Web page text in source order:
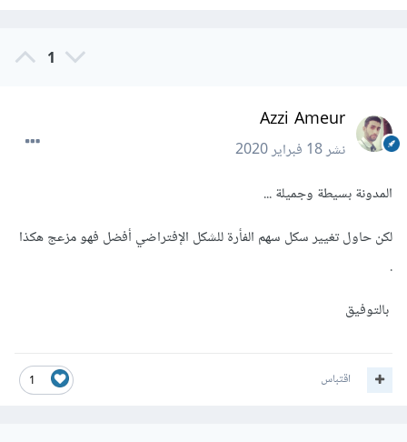
1
Azzi Ameur
نشر18 فبراير 2020
المدونة بسيطة وجميلة ...
لكن حاول تغيير سكل سهم الفأرة للشكل الإفتراضي أفضل فهو مزعج هكذا
بالتوفيق
1 اقتباس